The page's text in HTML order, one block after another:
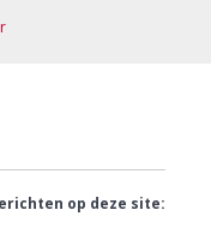
op deze site: